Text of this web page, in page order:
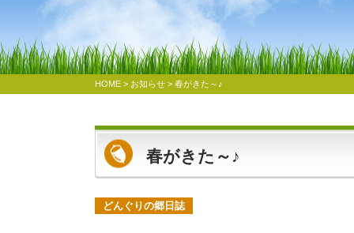
HOME > お知らせ > 春がきた～♪
春がきた～♪
どんぐりの郷日誌